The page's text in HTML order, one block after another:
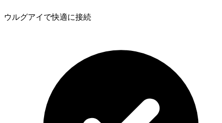
ウルグアイで快適に接続